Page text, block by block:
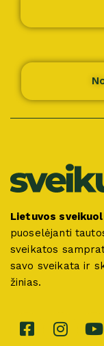
Lietuvos
puoselėjanti
sveikatos
savo sveikata ir
žinias.